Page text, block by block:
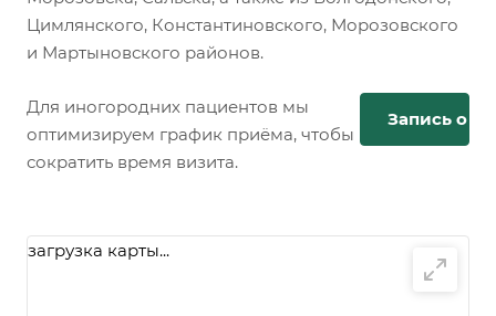
Цимлянского, Константиновского, Морозовского
и Мартыновского районов.
Для иногородних пациентов мы
оптимизируем график приёма, чтобы
сократить время визита.
Запись
загрузка карты...